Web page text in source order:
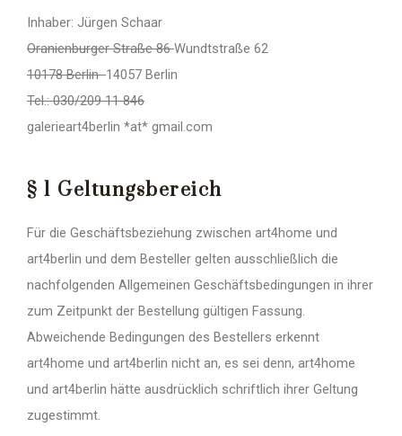
Inhaber: Jürgen Schaar
Oranienburger Straße 86Wundtstraße 62
10178 Berlin14057 Berlin
Tel.: 030/209 11 846
galerieart4berlin *at* gmail.com
§ 1 Geltungsbereich
Für die Geschäftsbeziehung zwischen art4home und
art4berlin und dem Besteller gelten ausschließlich die
nachfolgenden Allgemeinen Geschäftsbedingungen in ihrer
zum Zeitpunkt der Bestellung gültigen Fassung.
Abweichende Bedingungen des Bestellers erkennt
art4home und art4berlin nicht an, es sei denn, art4home
und art4berlin hätte ausdrücklich schriftlich ihrer Geltung
zugestimmt.